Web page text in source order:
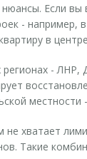
Если вы
- например,
в
- ЛНР,
не хватает
Такие